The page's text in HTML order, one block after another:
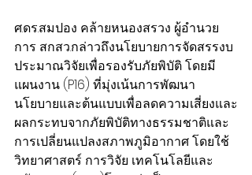
ศ.ดร.สมปอง คล้ายหนองสรวง ผู้อำนวย
การ สกสว.กล่าวถึงนโยบายการจัดสรรงบ
ประมาณวิจัยเพื่อรองรับภัยพิบัติ โดยมี
แผนงาน (P16) ที่มุ่งเน้นการพัฒนา
นโยบายและต้นแบบเพื่อลดความเสี่ยงและ
ผลกระทบจากภัยพิบัติทางธรรมชาติและ
การเปลี่ยนแปลงสภาพภูมิอากาศ โดยใช้
วิทยาศาสตร์ การวิจัย เทคโนโลยีและ